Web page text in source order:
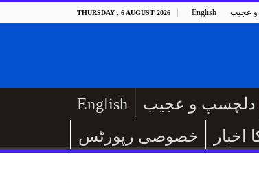
THURSDAY , 6 AUGUST 2026 English عجیب
English دلچسپ و عجیب
خصوصی رپورٹس
اخبار